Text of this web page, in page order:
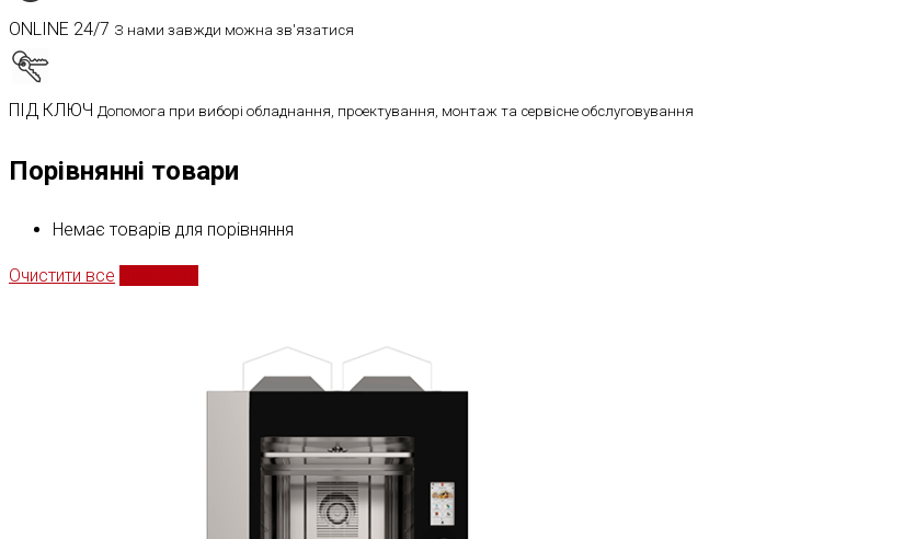
ONLINE 24/7 З нами завжди можна зв'язатися
ПІД КЛЮЧ Допомога при виборі обладнання, проектування, монтаж та сервісне обслуговування
Порівнянні товари
Немає товарів для порівняння
Очистити все